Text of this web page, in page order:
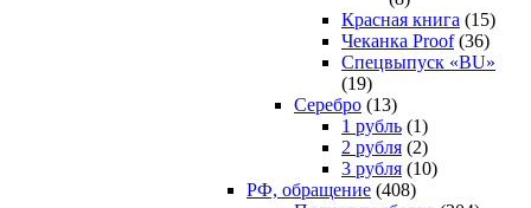
Красная книга (15)
Чеканка Proof(36)
Спецвыпуск «BU»
(19)
Серебро (13)
1 рубль (1)
2 рубля (2)
3 рубля (10)
РФ, обращение (408)